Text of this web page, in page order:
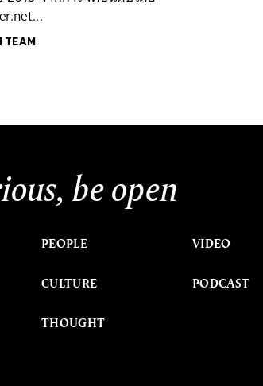
TEAM
be open
PEOPLE
CULTURE
THOUGHT
VIDEO
PODCAST